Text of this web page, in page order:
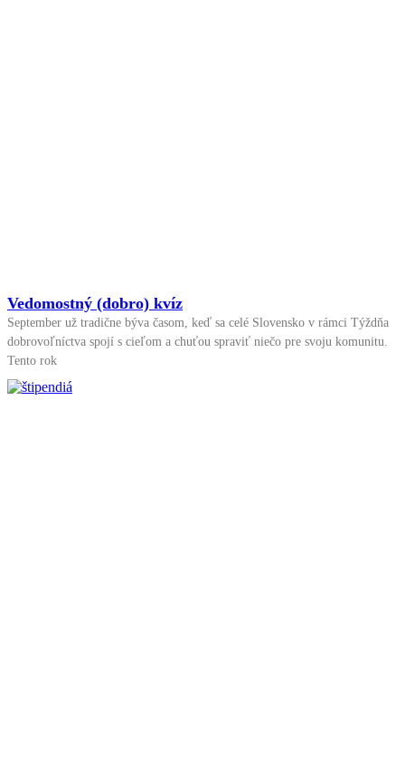
Vedomostný (dobro) kvíz
September už tradične býva časom, keď sa celé Slovensko v rámci Týždňa
dobrovoľníctva spojí s cieľom a chuťou spraviť niečo pre svoju komunitu.
Tento rok